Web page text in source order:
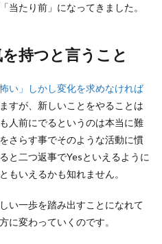
当たり前」になってきました。
持つと言うこと
い」しかし変化を求めなければ
すが、新しいことをやることは
人前にでるというのは本当に難
さらす事でそのような活動に慣
と二つ返事でYesといえるように
もいえるかも知れません。
い一歩を踏み出すことになれて
に変わっていくのです。